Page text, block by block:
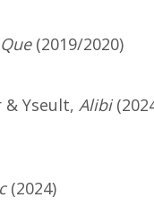
(2019/2020)
& Yseult, Alibi
(2024)